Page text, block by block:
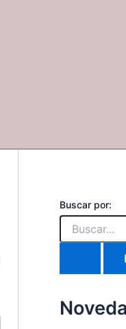
Buscar por: